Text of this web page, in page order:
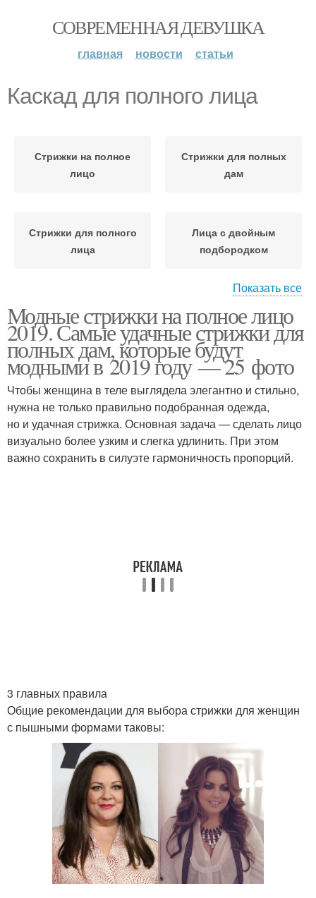
СОВРЕМЕННАЯ ДЕВУШКА
главная новости статьи
Каскад для полного лица
Стрижки на полное
лицо
Стрижки для полных
дам
Стрижки для полного
лица
Лица с двойным
подбородком
лица
лица
Лица для полных
женщин
Полные женщины
Женщины с круглым
Показать все
Модные стрижки на полное лицо
2019. Самые удачные стрижки для
полных дам, которые будут
модными в 2019 году — 25 фото
Чтобы женщина в теле выглядела элегантно и стильно,
нужна не только правильно подобранная одежда,
но и удачная стрижка. Основная задача — сделать лицо
визуально более узким и слегка удлинить. При этом
важно сохранить в силуэте гармоничность пропорций.
3 главных правила
Общие рекомендации для выбора стрижки для женщин
с пышными формами таковы: